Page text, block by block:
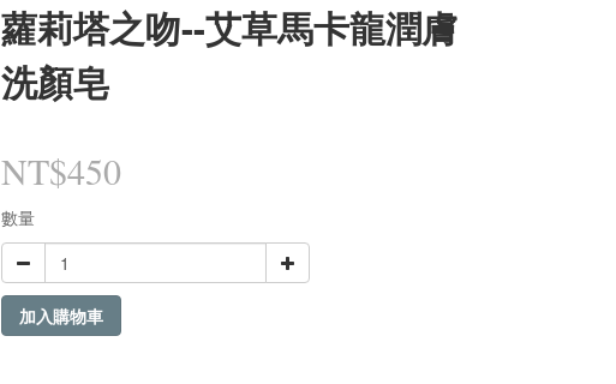
蘿莉塔之吻--艾草馬卡龍潤膚
洗顏皂
NT$450
數量
加入購物車